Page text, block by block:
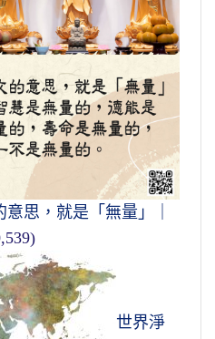
意思，就是「無量」｜
世界淨